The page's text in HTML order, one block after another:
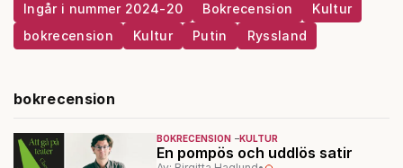
Ingår i nummer 2024-20 Bokrecension
Kultur
bokrecension
Kultur Putin Ryssland
bokrecension
BOKRECENSION KULTUR
En pompös och uddlös satir